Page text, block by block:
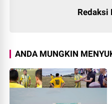
Redaksi
ANDA MUNGKIN